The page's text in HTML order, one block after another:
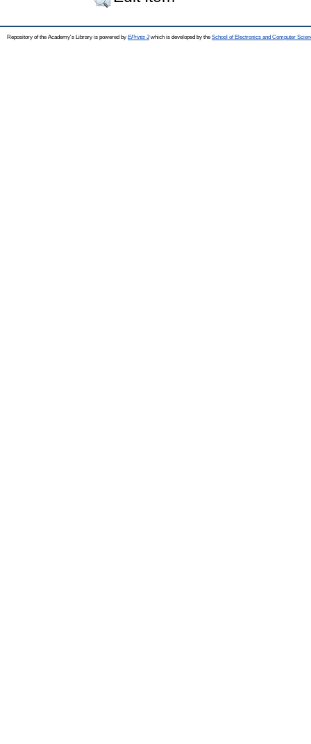
Repository of the Academy's Library is powered by EPrints 3which is developed by the School of Electronics and Computer